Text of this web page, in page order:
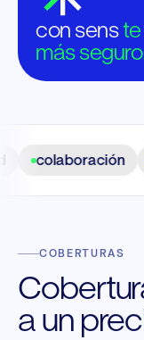
con sens
más
colaboración
COBERTURAS
a un